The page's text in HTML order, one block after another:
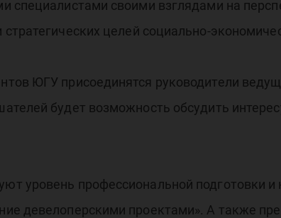
специалистами своими взглядами на
целей социально-
ЮГУ присоединятся руководители
будет возможность обсудить
уровень профессиональной подготовки
девелоперскими проектами». А также